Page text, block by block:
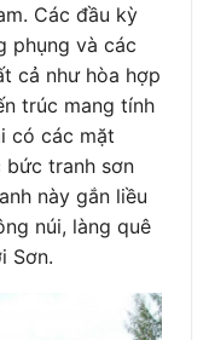
Các đầu kỳ
phụng và các
cả như hòa hợp
trúc mang tính
có các mặt
tranh sơn
này gắn liều
núi, làng quê
Sơn.